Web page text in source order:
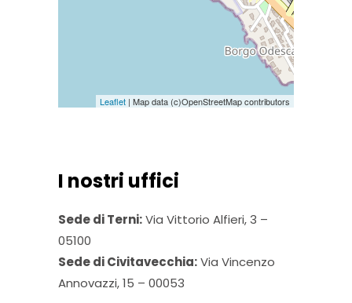
Leaflet | Map data (c)OpenStreetMap contributors
I nostri uffici
Sede di Terni:Via Vittorio Alfieri, 3 –
05100
Sede di Civitavecchia:Via Vincenzo
Annovazzi, 15 – 00053